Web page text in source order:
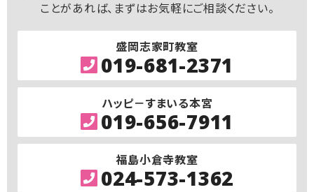
ことがあれば、まずはお気軽にご相談ください。
盛岡志家町教室
019-681-2371
ハッピ－すまいる本宮
019-656-7911
福島小倉寺教室
024-573-1362